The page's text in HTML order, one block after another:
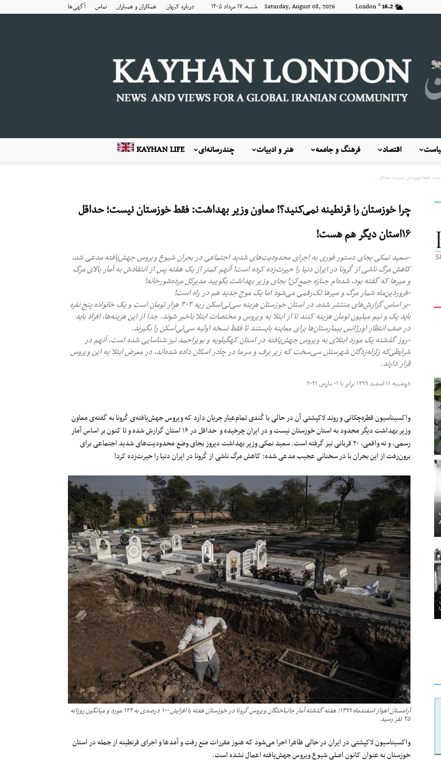
16.2
C
London Saturday, August 08, 2026 شنبه, ۱۷ مرداد ۱۴۰۵ درباره کیهان همکاران و همیاران تماس آگهی‌ها
کیهان
لندن
KAYHAN LIFE چندرسانه‌ای هنر و ادبیات فرهنگ و جامعه اقتصاد
فقط خوزستان نیست؛ حداقل...
چرا خوزستان را قرنطینه نمی‌کنید؟! معاون وزیر بهداشت: فقط خوزستان نیست؛ حداقل
۱۶استان دیگر هم هست!
-سعید نمکی بجای دستور فوری به اجرای محدودیت‌های شدید اجتماعی در بحران شیوع ویروس جهش‌یافته مدعی شد،
کاهش مرگ ناشی از کُرونا در ایران دنیا را حیرت‌زده کرده است! آنهم کمتر از یک هفته پس از انتقادش به آمار بالای مرگ
‌و میرها که گفته بود، شده‌ام جنازه جمع‌کن! بجای وزیر بهداشت بگویید مدیرکل مرده‌شورخانه‌!
-فروردین‌ماه شمار مرگ‌ و میرها تک‌رفمی می‌شود اما یک موج جدید هم در راه است!
-بر اساس گزارش‌های منتشر شده، در استان خوزستان هزینه سی‌تی‌اسکن ریه ۳۰۳ هزار تومان است و یک خانواده پنج نفره
باید یک و نیم میلیون تومان هزینه کنند تا از ابتلا به ویروس و مختصات ابتلا باخبر شوند. جدا از این هزینه‌ها، افراد باید
در صف انتظار اورژانس بیمارستان‌ها برای معاینه بایستند تا فقط نسخه اولیه سی‌تی‌اسکن را بگیرند.
-روز گذشته یک مورد ابتلای به ویروس جهش‌یافته در استان کهگیلویه و بویراحمد نیز شناسایی شده است. آنهم در
شرایطی‌که زلزله‌زدگان شهرستان سی‌سخت که زیر برف و سرما در چادر اسکان‌ داده شده‌اند، در معرض ابتلا به این ویروس
قرار دارند.
دوشنبه ۱۱ اسفند ۱۳۹۹ برابر با ۰۱ مارس ۲۰۲۱
واکسیناسیون قطره‌چکانی و روند لاکپشتی آن در حالی با کُندی تمام‌عیار جریان دارد که ویروس جهش‌یافته‌ی کُرونا به گفته‌ی معاون
وزیر بهداشت دیگر محدود به استان خوزستان نیست و در ایران چرخیده و حداقل در ۱۶ استان گزارش شده و تا کنون بر اساس آمار
رسمی، و نه واقعی، ۲۰ قربانی نیز گرفته است. سعید نمکی وزیر بهداشت دیروز بجای وضع محدودیت‌های شدید اجتماعی برای
برون‌رفت از این بحران با در سخنانی عجیب مدعی شده: کاهش مرگ ناشی از کُرونا در ایران دنیا را حیرت‌زده کرد!
آرامستان اهواز اسفندماه ۱۳۹۹؛ هفته گذشته آمار جانباختگان ویروس کُرونا در خوزستان هفته با افزایش ۱۰۰ درصدی به ۱۳۲ مورد و میانگین روزانه
۲۵ نفر رسید
واکسیناسیون لاکپشتی در ایران در حالی ظاهرا اجرا می‌شود که هنوز مقررات منع رفت ‌و آمدها و اجرای قرنطینه از جمله در استان
خوزستان به عنوان کانون اصلی شیوع ویروس جهش‌یافته اعمال نشده است.